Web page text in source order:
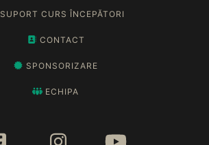
SUPORT CURS ÎNCEPĂTORI
CONTACT
SPONSORIZARE
ECHIPA